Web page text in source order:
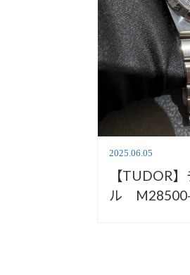
2025.06.05
【TUDOR
ル M28500-